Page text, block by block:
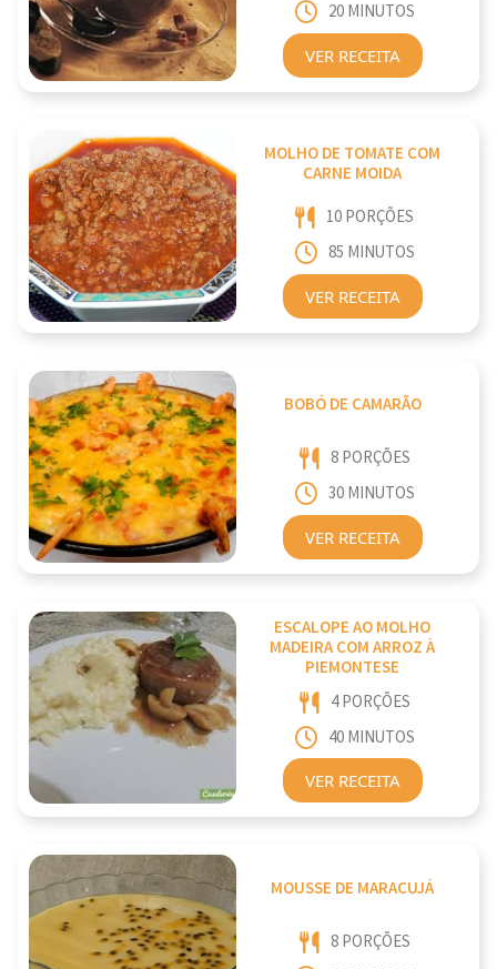
20 MINUTOS
VER RECEITA
MOLHO DE TOMATE COM
CARNE MOIDA
10 PORÇÕES
85 MINUTOS
VER RECEITA
BOBÓ DE CAMARÃO
8 PORÇÕES
30 MINUTOS
VER RECEITA
ESCALOPE AO MOLHO
MADEIRA COM ARROZ À
PIEMONTESE
4 PORÇÕES
40 MINUTOS
VER RECEITA
MOUSSE DE MARACUJÁ
8 PORÇÕES